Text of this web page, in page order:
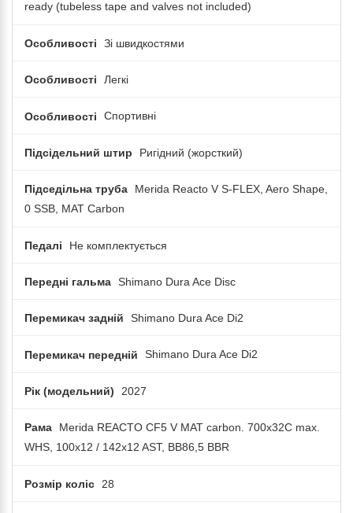
ready (tubeless tape and valves not included)
Особливості Зі швидкостями
Особливості Легкі
Особливості Спортивні
Підсідельний штир Ригідний (жорсткий)
Підседільна труба
Merida Reacto V S-FLEX, Aero Shape,
0 SSB, MAT Carbon
Педалі Не комплектується
Передні гальма Shimano Dura Ace Disc
Перемикач задній Shimano Dura Ace Di2
Перемикач передній Shimano Dura Ace Di2
Рік (модельний) 2027
Рама
Merida REACTO CF5 V MAT carbon. 700x32C max.
WHS, 100x12 / 142x12 AST, BB86,5 BBR
Розмір коліс 28